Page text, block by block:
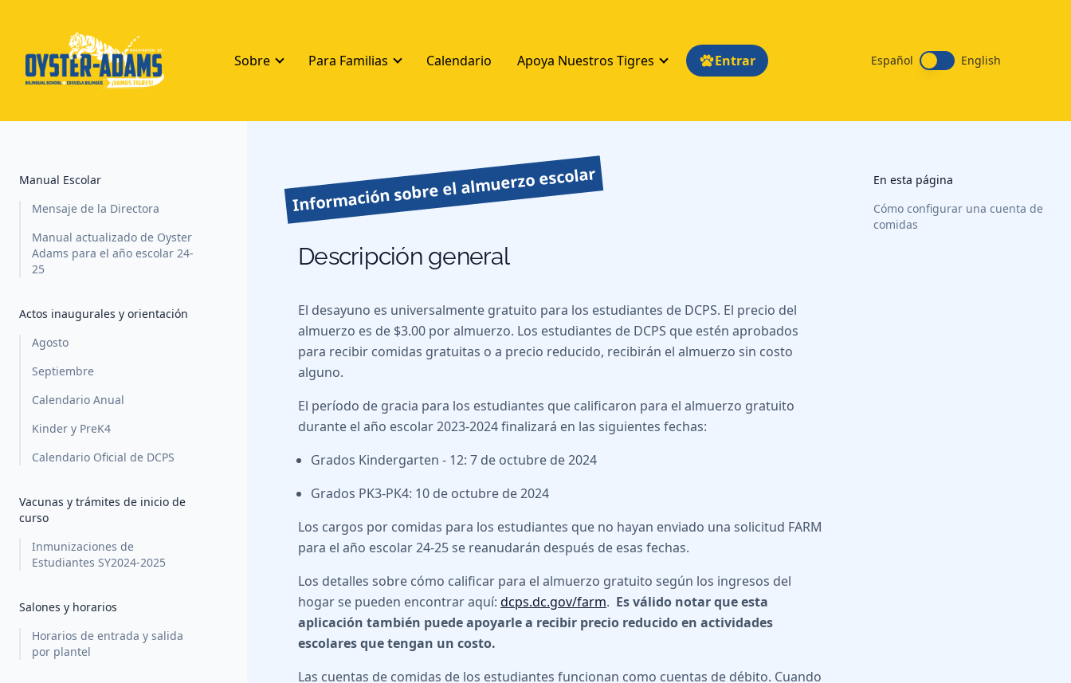
Sobre Para Familias Calendario Apoya Nuestros Tigres Entrar Español English
Manual Escolar
Mensaje de la Directora
Manual actualizado de Oyster
Adams para el año escolar 24-
25
Actos inaugurales y orientación
Agosto
Septiembre
Calendario Anual
Kinder y PreK4
Calendario Oficial de DCPS
Vacunas y trámites de inicio de
curso
Inmunizaciones de
Estudiantes SY2024-2025
Salones y horarios
Horarios de entrada y salida
por plantel
Información sobre el almuerzo escolar
Descripción general
El desayuno es universalmente gratuito para los estudiantes de DCPS. El precio del
almuerzo es de $3.00 por almuerzo. Los estudiantes de DCPS que estén aprobados
para recibir comidas gratuitas o a precio reducido, recibirán el almuerzo sin costo
alguno.
El período de gracia para los estudiantes que calificaron para el almuerzo gratuito
durante el año escolar 2023-2024 finalizará en las siguientes fechas:
Grados Kindergarten - 12: 7 de octubre de 2024
Grados PK3-PK4: 10 de octubre de 2024
Los cargos por comidas para los estudiantes que no hayan enviado una solicitud FARM
para el año escolar 24-25 se reanudarán después de esas fechas.
Los detalles sobre cómo calificar para el almuerzo gratuito según los ingresos del
hogar se pueden encontrar aquí: dcps.dc.gov/farm. Es válido notar que esta
aplicación también puede apoyarle a recibir precio reducido en actividades
escolares que tengan un costo.
Las cuentas de comidas de los estudiantes funcionan como cuentas de débito. Cuando
En esta página
Cómo configurar una cuenta de
comidas